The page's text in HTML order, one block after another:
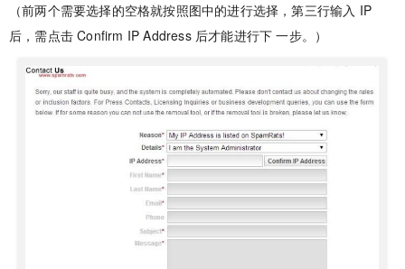
（前两个需要选择的空格就按照图中的进行选择，第三行输入 IP
后，需点击 Confirm IP Address 后才能进行下 一步。）